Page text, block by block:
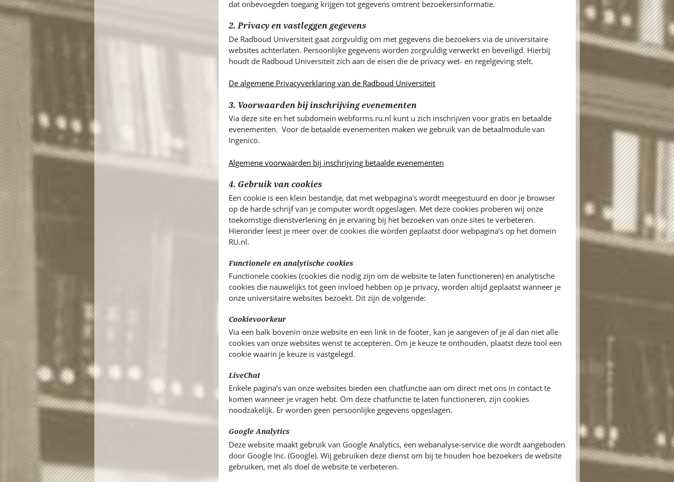
.
dat onbevoegden toegang krijgen tot gegevens omtrent bezoekersinformatie.
2. Privacy en vastleggen gegevens
De Radboud Universiteit gaat zorgvuldig om met gegevens die bezoekers via de universitaire
websites achterlaten. Persoonlijke gegevens worden zorgvuldig verwerkt en beveiligd. Hierbij
houdt de Radboud Universiteit zich aan de eisen die de privacy wet- en regelgeving stelt.
De algemene Privacyverklaring van de Radboud Universiteit
3. Voorwaarden bij inschrijving evenementen
Via deze site en het subdomein webforms.ru.nl kunt u zich inschrijven voor gratis en betaalde
evenementen. Voor de betaalde evenementen maken we gebruik van de betaalmodule van
Ingenico.
Algemene voorwaarden bij inschrijving betaalde evenementen
4. Gebruik van cookies
Een cookie is een klein bestandje, dat met webpagina's wordt meegestuurd en door je browser
op de harde schrijf van je computer wordt opgeslagen. Met deze cookies proberen wij onze
toekomstige dienstverlening én je ervaring bij het bezoeken van onze sites te verbeteren.
Hieronder leest je meer over de cookies die worden geplaatst door webpagina’s op het domein
RU.nl.
Functionele en analytische cookies
Functionele cookies (cookies die nodig zijn om de website te laten functioneren) en analytische
cookies die nauwelijks tot geen invloed hebben op je privacy, worden altijd geplaatst wanneer je
onze universitaire websites bezoekt. Dit zijn de volgende:
Cookievoorkeur
Via een balk bovenin onze website en een link in de footer, kan je aangeven of je al dan niet alle
cookies van onze websites wenst te accepteren. Om je keuze te onthouden, plaatst deze tool een
cookie waarin je keuze is vastgelegd.
LiveChat
Enkele pagina’s van onze websites bieden een chatfunctie aan om direct met ons in contact te
komen wanneer je vragen hebt. Om deze chatfunctie te laten functioneren, zijn cookies
noodzakelijk. Er worden geen persoonlijke gegevens opgeslagen.
Google Analytics
Deze website maakt gebruik van Google Analytics, een webanalyse-service die wordt aangeboden
door Google Inc. (Google). Wij gebruiken deze dienst om bij te houden hoe bezoekers de website
gebruiken, met als doel de website te verbeteren.